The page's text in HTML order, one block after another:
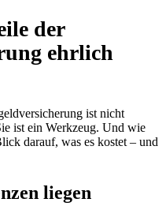
der
ehrlich
ist nicht
ist ein Werkzeug. Und wie
darauf, was es kostet – und
liegen